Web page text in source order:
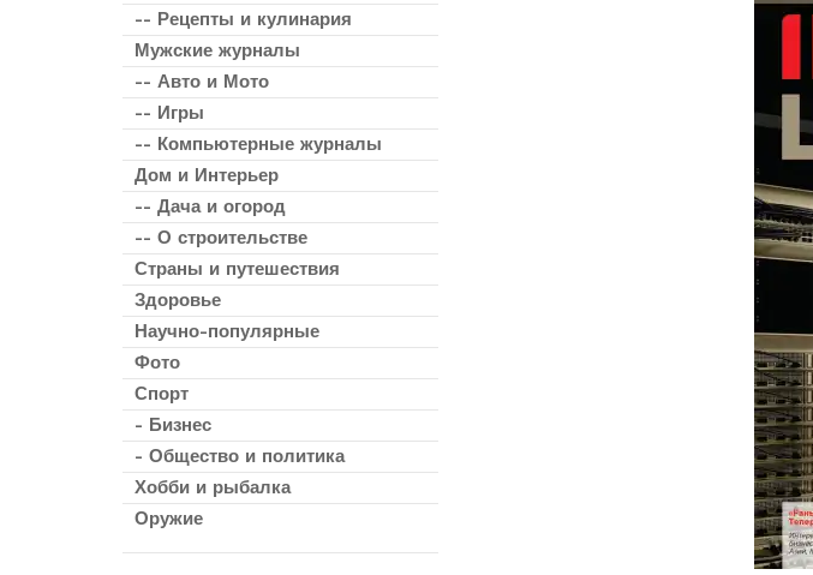
-- Рецепты и кулинария
Мужские журналы
-- Авто и Мото
-- Игры
-- Компьютерные журналы
Дом и Интерьер
-- Дача и огород
-- О строительстве
Страны и путешествия
Здоровье
Научно-популярные
Фото
Спорт
- Бизнес
- Общество и политика
Хобби и рыбалка
Оружие